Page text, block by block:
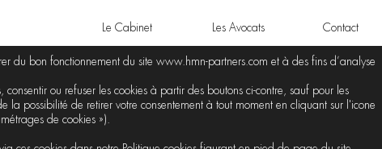
Le Cabinet Les Avocats Contact
du bon fonctionnement du site www.hmn-partners.com et à des fins d’analyse
ou refuser les cookies à partir des boutons ci-contre, sauf pour les
la possibilité de retirer votre consentement à tout moment en cliquant sur l'icone
de cookies »).